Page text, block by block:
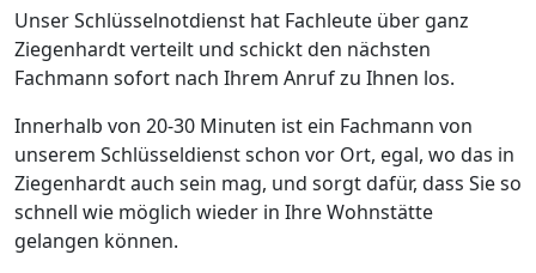
Unser Schlüsselnotdienst hat Fachleute über ganz
Ziegenhardt verteilt und schickt den nächsten
Fachmann sofort nach Ihrem Anruf zu Ihnen los.
Innerhalb von 20-30 Minuten ist ein Fachmann von
unserem Schlüsseldienst schon vor Ort, egal, wo das in
Ziegenhardt auch sein mag, und sorgt dafür, dass Sie so
schnell wie möglich wieder in Ihre Wohnstätte
gelangen können.